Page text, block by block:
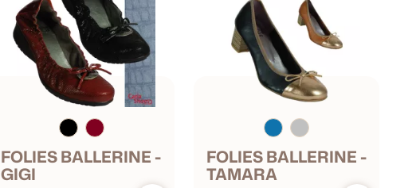
FOLIES BALLERINE -
GIGI
FOLIES BALLERINE -
TAMARA